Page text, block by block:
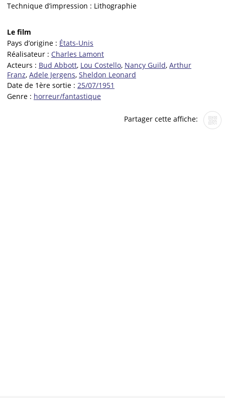
Technique d’impression : Lithographie
Le film
Pays d’origine : États-Unis
Réalisateur : Charles Lamont
Acteurs : Bud Abbott, Lou Costello, Nancy Guild, Arthur
Franz, Adele Jergens, Sheldon Leonard
Date de 1ère sortie : 25/07/1951
Genre : horreur/fantastique
Partager cette affiche: